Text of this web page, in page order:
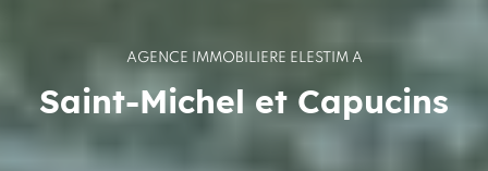
AGENCE IMMOBILIÈRE ELESTIM À
Saint-Michel et Capucins